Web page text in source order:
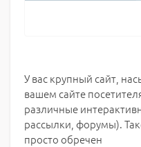
У вас крупный сайт,
вашем сайте
различные
рассылки, форумы).
просто обречен